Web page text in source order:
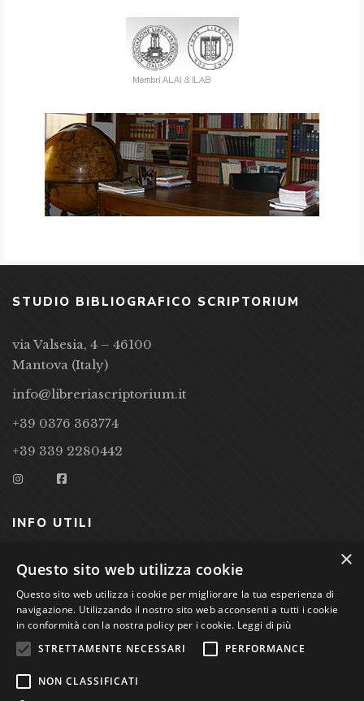
STUDIO BIBLIOGRAFICO SCRIPTORIUM
via Valsesia, 4 – 46100
Mantova (Italy)
info@libreriascriptorium.it
+39 0376 363774
+39 339 2280442
INFO UTILI
CONDIZIONI DI VENDITA
PRIVACY POLICY
COOKIE POLICY
Studio Bibliografico Scriptorium Dott.ssa Sara Bassi VAT
×
Questo sito web utilizza cookie
Questo sito web utilizza i cookie per migliorare la tua esperienza di
navigazione. Utilizzando il nostro sito web acconsenti a tutti i cookie
in conformità con la nostra policy per i cookie. Leggi di più
STRETTAMENTE NECESSARI
PERFORMANCE
NON CLASSIFICATI